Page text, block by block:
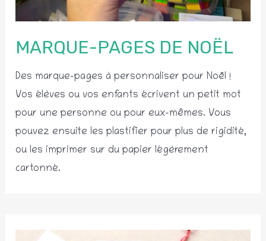
MARQUE-PAGES DE NOËL
Des marque-pages à personnaliser pour Noël !
Vos élèves ou vos enfants écrivent un petit mot
pour une personne ou pour eux-mêmes. Vous
pouvez ensuite les plastifier pour plus de rigidité,
ou les imprimer sur du papier légèrement
cartonné.